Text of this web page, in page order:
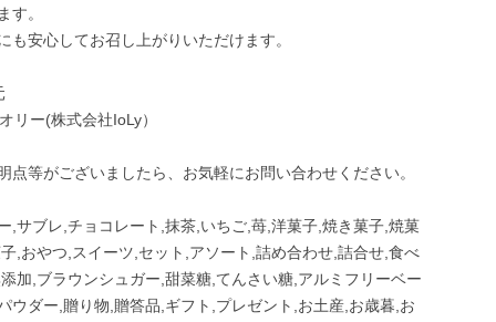
す。
も安心してお召し上がりいただけます。
リー(株式会社IoLy）
点等がございましたら、お気軽にお問い合わせください。
,サブレ,チョコレート,抹茶,いちご,苺,洋菓子,焼き菓子,焼菓
,おやつ,スイーツ,セット,アソート,詰め合わせ,詰合せ,食べ
加,ブラウンシュガー,甜菜糖,てんさい糖,アルミフリーベー
ウダー,贈り物,贈答品,ギフト,プレゼント,お土産,お歳暮,お